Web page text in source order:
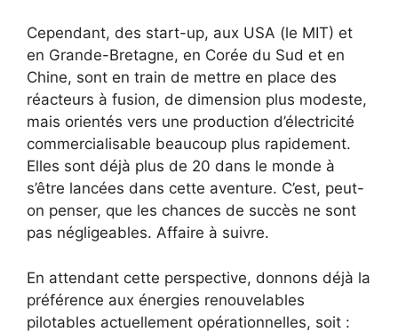
Cependant, des start-up, aux USA (le MIT) et
en Grande-Bretagne, en Corée du Sud et en
Chine, sont en train de mettre en place des
réacteurs à fusion, de dimension plus modeste,
mais orientés vers une production d’électricité
commercialisable beaucoup plus rapidement.
Elles sont déjà plus de 20 dans le monde à
s’être lancées dans cette aventure. C’est, peut-
on penser, que les chances de succès ne sont
pas négligeables. Affaire à suivre.
En attendant cette perspective, donnons déjà la
préférence aux énergies renouvelables
pilotables actuellement opérationnelles, soit :